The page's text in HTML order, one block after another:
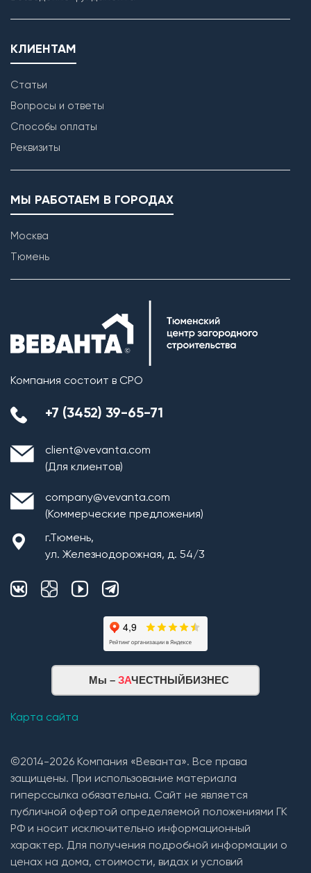
КЛИЕНТАМ
Статьи
Вопросы и ответы
Способы оплаты
Реквизиты
МЫ РАБОТАЕМ В ГОРОДАХ
Москва
Тюмень
Компания состоит в СРО
+7 (3452) 39-65-71
client@vevanta.com
(Для клиентов)
company@vevanta.com
(Коммерческие предложения)
г.Тюмень,
ул. Железнодорожная, д. 54/3
Мы – ЗАЧЕСТНЫЙБИЗНЕС
Карта сайта
©2014-2026 Компания «Веванта». Все права
защищены. При использование материала
гиперссылка обязательна. Сайт не является
публичной офертой определяемой положениями ГК
РФ и носит исключительно информационный
характер. Для получения подробной информации о
ценах на дома, стоимости, видах и условий